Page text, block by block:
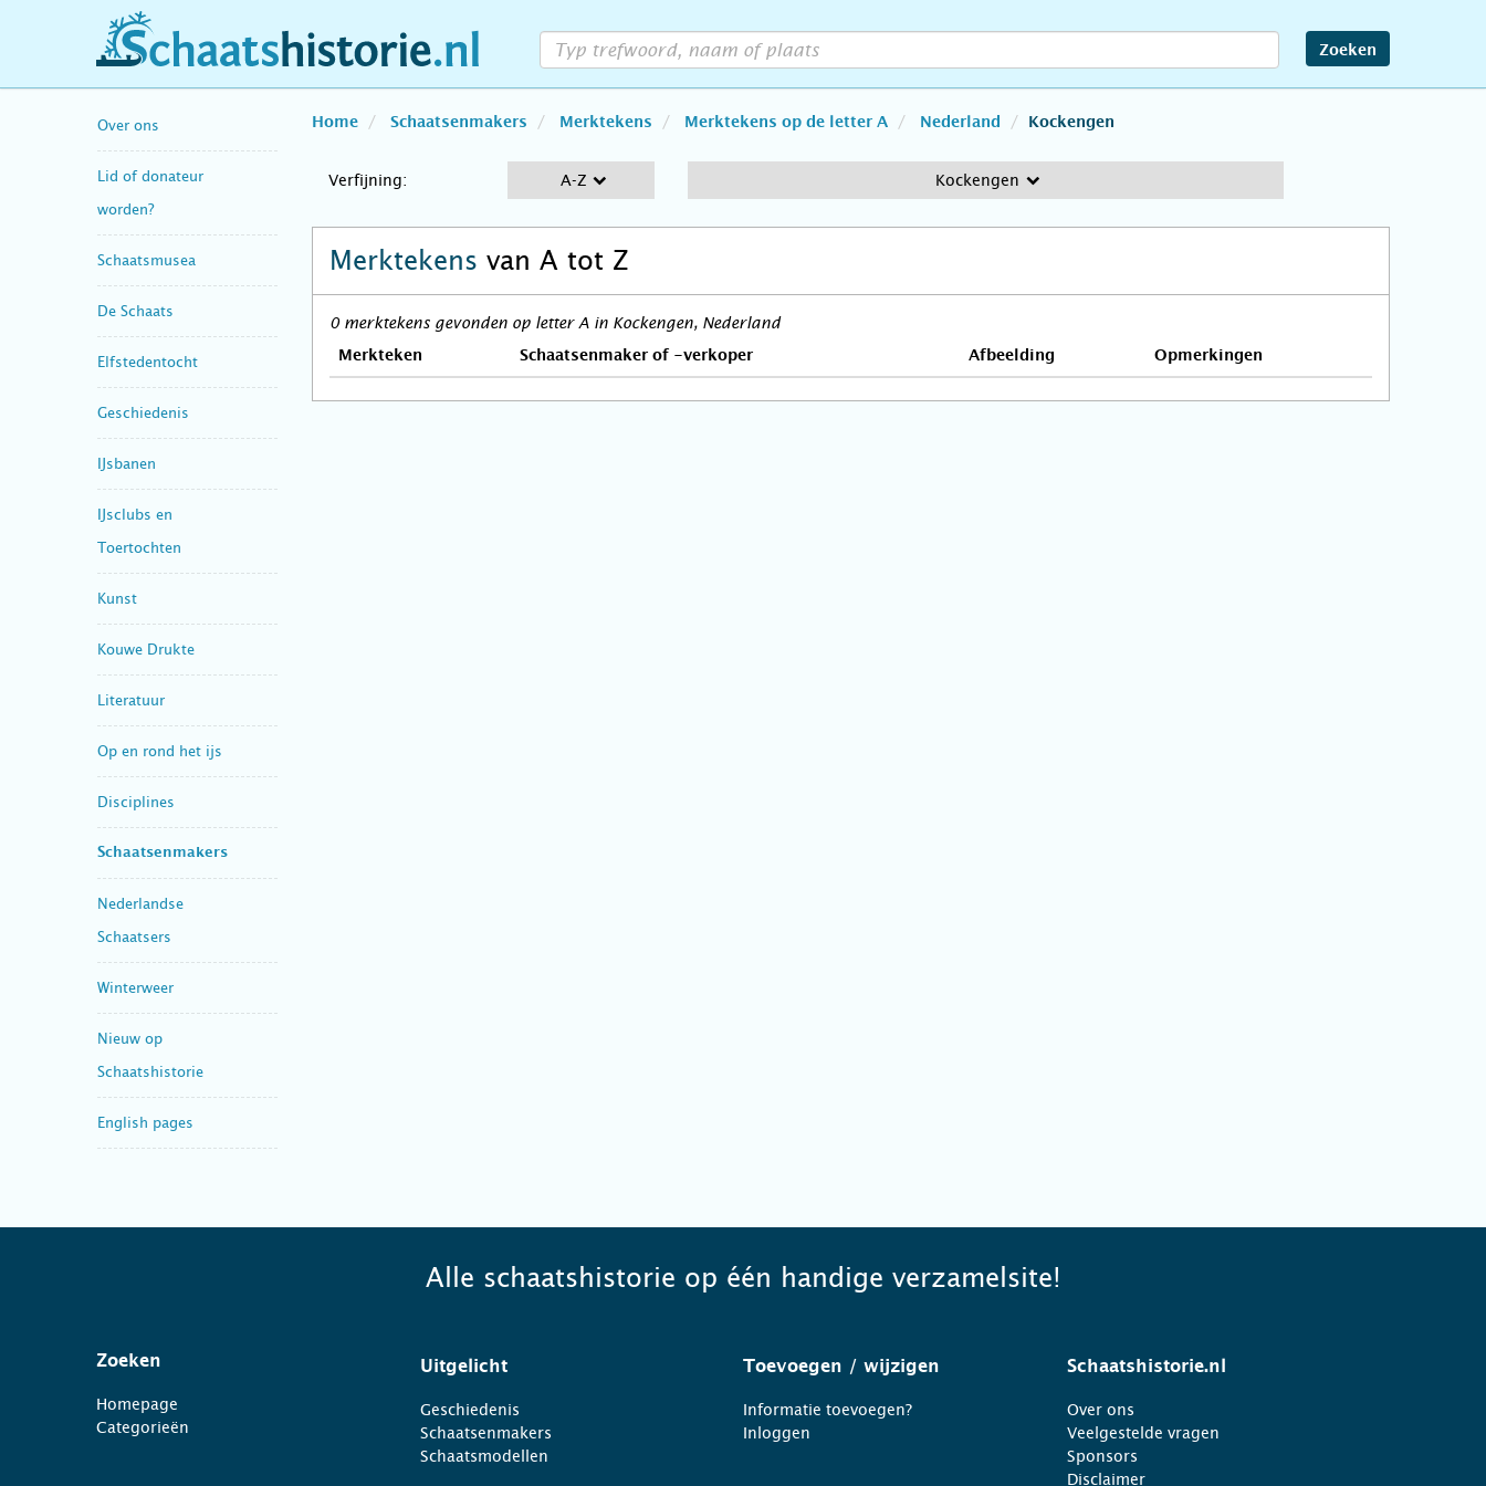
schaatshistorie.nl Zoeken
Over ons
Lid of donateur
worden?
Schaatsmusea
De Schaats
Elfstedentocht
Geschiedenis
IJsbanen
IJsclubs en
Toertochten
Kunst
Kouwe Drukte
Literatuur
Op en rond het ijs
Disciplines
Schaatsenmakers
Nederlandse
Schaatsers
Winterweer
Nieuw op
Schaatshistorie
English pages
Home Schaatsenmakers Merktekens Merktekens op de letter A Nederland Kockengen
Verfijning: A-Z Kockengen
Merktekens van A tot Z
0 merktekens gevonden op letter A in Kockengen, Nederland
Merkteken Schaatsenmaker of -verkoper Afbeelding Opmerkingen
Alle schaatshistorie op één handige verzamelsite!
Zoeken
Homepage
Categorieën
Uitgelicht
Geschiedenis
Schaatsenmakers
Schaatsmodellen
Toevoegen / wijzigen
Informatie toevoegen?
Inloggen
Schaatshistorie.nl
Over ons
Veelgestelde vragen
Sponsors
Disclaimer